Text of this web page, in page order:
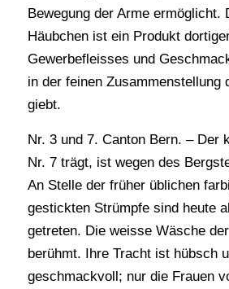
Bewegung der Arme ermöglicht.
Häubchen ist ein Produkt
Gewerbefleisses und
in der feinen Zusammenstellung
giebt.
Nr. 3 und 7. Canton Bern. – Der
Nr. 7 trägt, ist wegen des
An Stelle der früher üblichen
gestickten Strümpfe sind heute
getreten. Die weisse Wäsche
berühmt. Ihre Tracht ist hübsch
geschmackvoll; nur die Frauen